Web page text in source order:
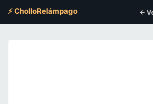
⚡ CholloRelámpago ←